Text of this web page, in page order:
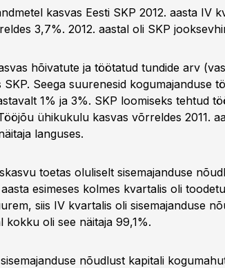
kasvas Eesti SKP 2012. aasta IV
3,7%. 2012. aastal oli SKP
hõivatute ja töötatud tundide arv
SKP. Seega suurenesid kogumajanduse
1% ja 3%. SKP loomiseks tehtud
ühikukulu kasvas võrreldes 2011.
languses.
toetas oluliselt sisemajanduse
esimeses kolmes kvartalis oli
siis IV kvartalis oli sisemajanduse
kokku oli see näitaja 99,1%.
nõudlust kapitali